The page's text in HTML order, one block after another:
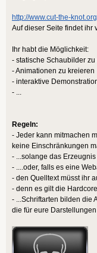
http://www.cut-the-
Auf dieser Seite findet ihr
Ihr habt die Möglichkeit:
- statische Schaubilder zu
- Animationen zu kreieren
- interaktive
- ...
Regeln:
- Jeder kann mitmachen
keine Einschränkungen
- ...solange das
- ....oder, falls es eine
- den Quelltext müsst ihr
- denn es gilt die
- ...Schriftarten bilden die
die für eure